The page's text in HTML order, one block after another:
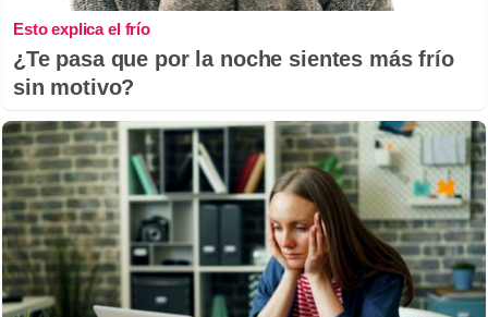
Esto explica el frío
¿Te pasa que por la noche sientes más frío
sin motivo?